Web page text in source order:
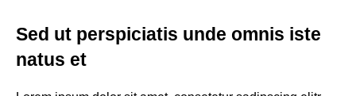
Sed ut perspiciatis unde omnis iste
natus et